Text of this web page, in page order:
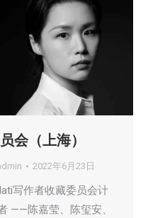
会（上海）
2022年6月23日
写作者收藏委员会计
——陈嘉莹、陈玺安、